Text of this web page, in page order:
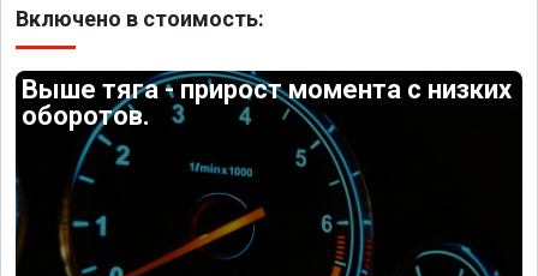
Включено в стоимость:
Выше тяга - прирост момента с низких
оборотов.